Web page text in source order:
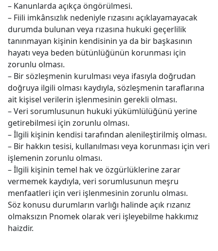
– Kanunlarda açıkça öngörülmesi.
– Fiili imkânsızlık nedeniyle rızasını açıklayamayacak
durumda bulunan veya rızasına hukuki geçerlilik
tanınmayan kişinin kendisinin ya da bir başkasının
hayatı veya beden bütünlüğünün korunması için
zorunlu olması.
– Bir sözleşmenin kurulması veya ifasıyla doğrudan
doğruya ilgili olması kaydıyla, sözleşmenin taraflarına
ait kişisel verilerin işlenmesinin gerekli olması.
– Veri sorumlusunun hukuki yükümlülüğünü yerine
getirebilmesi için zorunlu olması.
– İlgili kişinin kendisi tarafından alenileştirilmiş olması.
– Bir hakkın tesisi, kullanılması veya korunması için veri
işlemenin zorunlu olması.
– İlgili kişinin temel hak ve özgürlüklerine zarar
vermemek kaydıyla, veri sorumlusunun meşru
menfaatleri için veri işlenmesinin zorunlu olması.
Söz konusu durumların varlığı halinde açık rızanız
olmaksızın Pnomek olarak veri işleyebilme hakkımız
haizdir.